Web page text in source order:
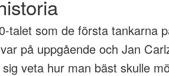
talet som de första tankarna
på uppgående och Jan
veta hur man bäst skulle